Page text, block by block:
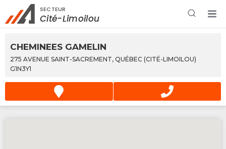
Rechercher à proximité - Entreprise / Rabais /
Services
SECTEUR
Cité-Limoilou
CHEMINEES GAMELIN
275 AVENUE SAINT-SACREMENT, QUÉBEC (CITÉ-LIMOILOU)
G1N3Y1